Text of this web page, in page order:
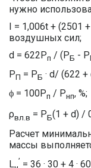
нужно
I = 1,006t + (2501
воздушных сил;
d = 622Рп / (РБ - P
РП = РБ · d/ (622
ϕ = 100Pп / Pнп, %;
ρвл.в = PБ(1 + d) /
Расчет
массы
L ’ = 36 · 30 + 4 ·